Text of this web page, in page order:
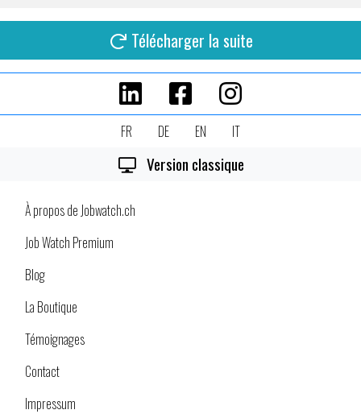
Télécharger la suite
FR DE EN IT
Version classique
À propos de Jobwatch.ch
Job Watch Premium
Blog
La Boutique
Témoignages
Contact
Impressum